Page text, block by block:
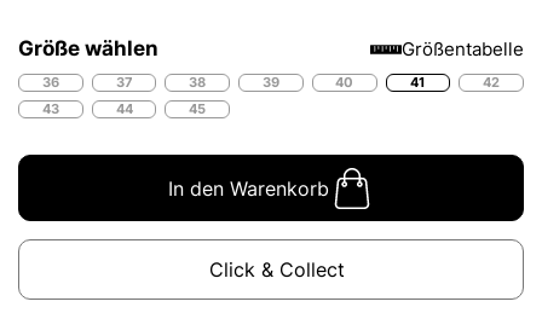
Größe wählen Größentabelle
36 37 38 39 40 41
42
43
44 45
In den Warenkorb
Click & Collect